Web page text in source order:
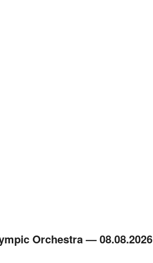
Orchestra — 08.08.2026